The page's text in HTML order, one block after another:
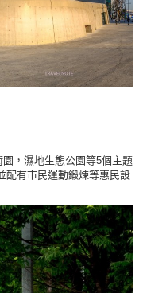
，濕地生態公園等5個主題
配有市民運動鍛煉等惠民設